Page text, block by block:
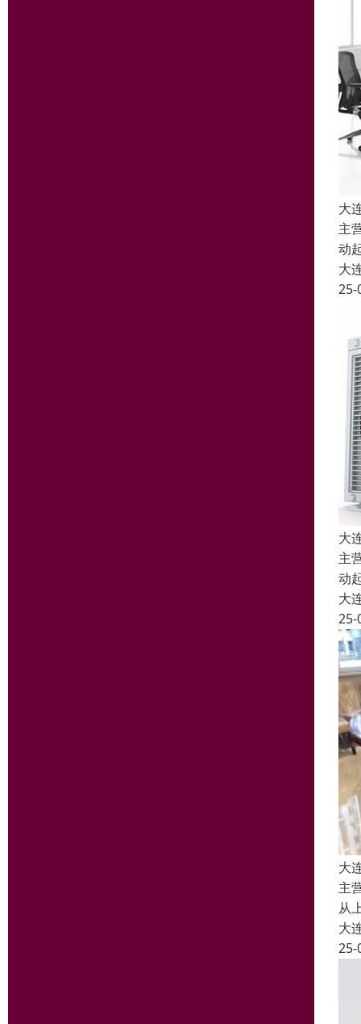
大
主
动
大
25-
大
主
动
大
25-
大
主
从
大
25-